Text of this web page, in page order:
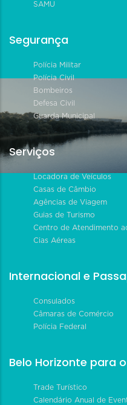
SAMU
Segurança
Polícia Militar
Polícia Civil
Bombeiros
Defesa Civil
Guarda Municipal
Serviços
Locadora de Veículos
Casas de Câmbio
Agências de Viagem
Guias de Turismo
Centro de Atendimento
Cias Aéreas
Internacional e
Consulados
Câmaras de Comércio
Polícia Federal
Belo Horizonte para
Trade Turístico
Calendário Anual de